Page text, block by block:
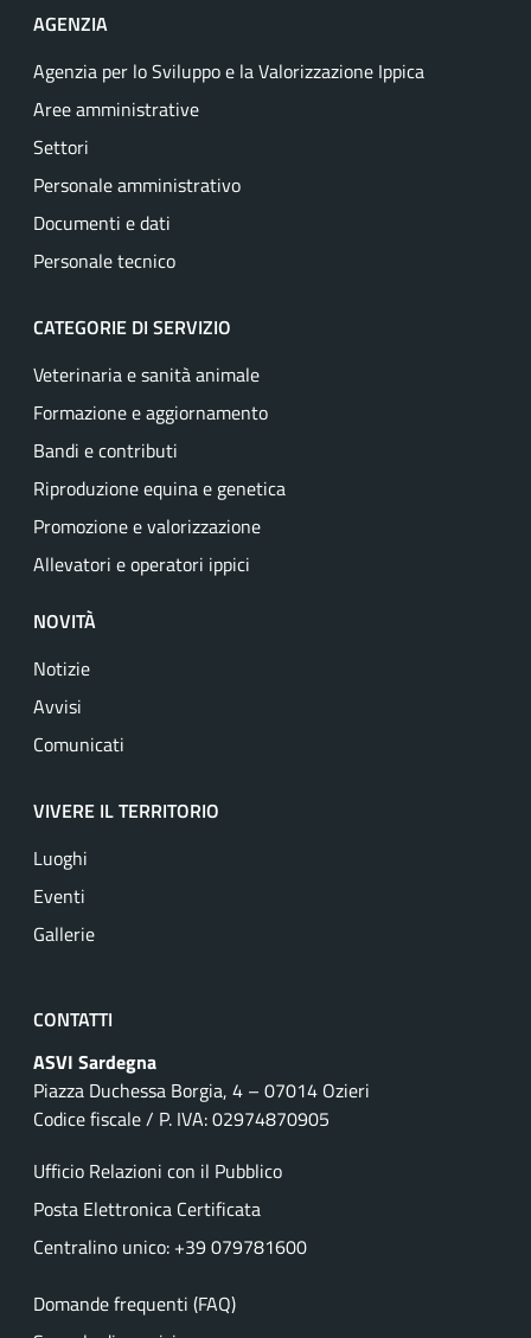
AGENZIA
Agenzia per lo Sviluppo e la Valorizzazione Ippica
Aree amministrative
Settori
Personale amministrativo
Documenti e dati
Personale tecnico
CATEGORIE DI SERVIZIO
Veterinaria e sanità animale
Formazione e aggiornamento
Bandi e contributi
Riproduzione equina e genetica
Promozione e valorizzazione
Allevatori e operatori ippici
NOVITÀ
Notizie
Avvisi
Comunicati
VIVERE IL TERRITORIO
Luoghi
Eventi
Gallerie
CONTATTI
ASVI Sardegna
Piazza Duchessa Borgia, 4 – 07014 Ozieri
Codice fiscale / P. IVA: 02974870905
Ufficio Relazioni con il Pubblico
Posta Elettronica Certificata
Centralino unico: +39 079781600
Domande frequenti (FAQ)